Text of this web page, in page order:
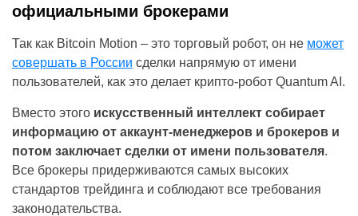
официальными брокерами
Так как Bitcoin Motion – это торговый робот, он не может
совершать в России сделки напрямую от имени
пользователей, как это делает крипто-робот Quantum AI.
Вместо этого искусственный интеллект собирает
информацию от аккаунт-менеджеров и брокеров и
потом заключает сделки от имени пользователя.
Все брокеры придерживаются самых высоких
стандартов трейдинга и соблюдают все требования
законодательства.